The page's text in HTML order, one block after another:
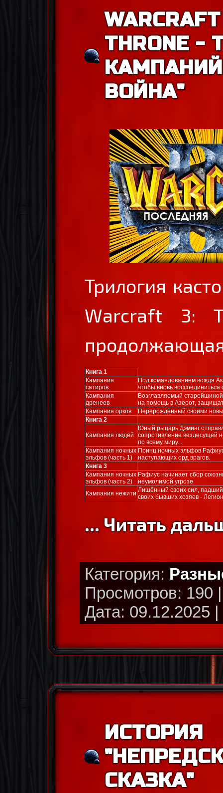
THRONE -
ВОЙНА"
Трилогия
Warcraft 3:
Книга 1
Кампания
сатиров
Под командованием вождя
чтобы вновь
Кампания
дренеев
Возглавляемый
на помощь в Азерот,
Кампания орков
Перерождённый своими
Книга 2
Кампания людей
Юный рыцарь Дэминг
сопротивление вездесущей
по всему миру...
Кампания ночных
эльфов (часть 1)
Принц ночных эльфов
наступающих орд врагов.
Книга 3
Кампания ночных
эльфов (часть 2)
Рафиус начинает сбор
неумолимой угрозе.
Кампания нежити Лишённый своих сил, падший
своих бывших хозяев -
...Читать
Категория:
Просмотров: 190
Дата: 09.12.2025 |
ИСТОРИЯ
СКАЗКА"